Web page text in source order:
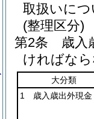
取扱いに
(整理区分)
第2条
歳入
ければな
大分類
1 歳入歳出外現金